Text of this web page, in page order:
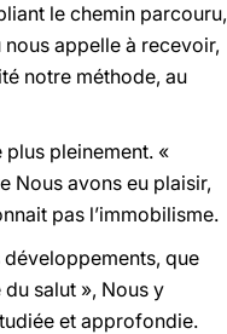
le chemin parcouru,
appelle à recevoir,
notre méthode, au
plus pleinement. «
Nous avons eu plaisir,
pas l’immobilisme.
développements, que
salut », Nous y
et approfondie.